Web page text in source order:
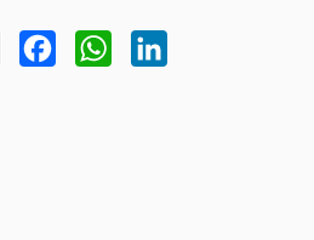
FacebookWhatsApp